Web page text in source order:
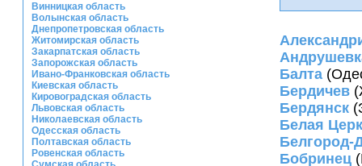
Винницкая область
Волынская область
Днепропетровская область
Житомирская область
Закарпатская область
Запорожская область
Ивано-Франковская область
Киевская область
Кировоградская область
Львовская область
Николаевская область
Одесская область
Полтавская область
Ровенская область
Балта
Бердичев
Бердянск
Белая
Белгород-
Бобринец